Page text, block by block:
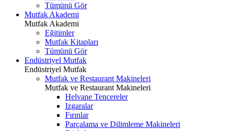
Tümünü Gör
Mutfak Akademi
Mutfak Akademi
Eğitimler
Mutfak Kitapları
Tümünü Gör
Endüstriyel Mutfak
Endüstriyel Mutfak
Mutfak ve Restaurant Makineleri
Mutfak ve Restaurant Makineleri
Helvane Tencereler
Izgaralar
Fırınlar
Parçalama ve Dilimleme Makineleri